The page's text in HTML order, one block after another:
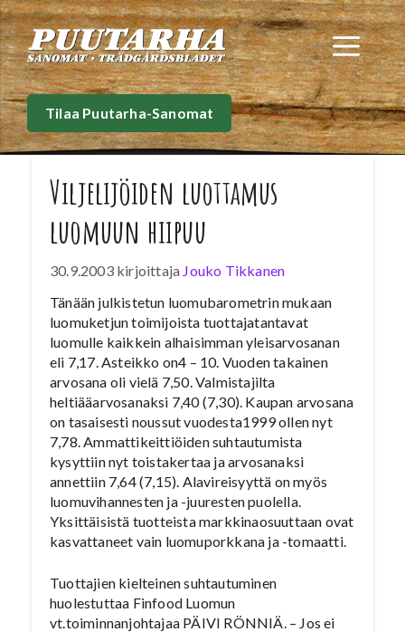
Siirry
sisältöön
Tilaa Puutarha-Sanomat
Viljelijöiden luottamus
luomuun hiipuu
30.9.2003 kirjoittaja Jouko Tikkanen
Tänään julkistetun luomubarometrin mukaan
luomuketjun toimijoista tuottajatantavat
luomulle kaikkein alhaisimman yleisarvosanan
eli 7,17. Asteikko on4 – 10. Vuoden takainen
arvosana oli vielä 7,50. Valmistajilta
heltiääarvosanaksi 7,40 (7,30). Kaupan arvosana
on tasaisesti noussut vuodesta1999 ollen nyt
7,78. Ammattikeittiöiden suhtautumista
kysyttiin nyt toistakertaa ja arvosanaksi
annettiin 7,64 (7,15). Alavireisyyttä on myös
luomuvihannesten ja -juuresten puolella.
Yksittäisistä tuotteista markkinaosuuttaan ovat
kasvattaneet vain luomuporkkana ja -tomaatti.
Tuottajien kielteinen suhtautuminen
huolestuttaa Finfood Luomun
vt.toiminnanjohtajaa PÄIVI RÖNNIÄ. – Jos ei